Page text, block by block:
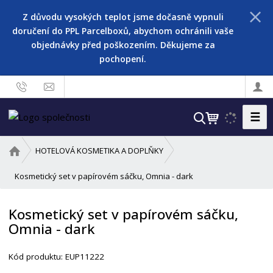
Z důvodu vysokých teplot jsme dočasně vypnuli
doručení do PPL Parcelboxů, abychom ochránili vaše
objednávky před poškozením. Děkujeme za
pochopení.
V
a
t
☰
v
o
í
s
r
HOTELOVÁ KOSMETIKA A DOPLŇKY
Kosmetický set v papírovém sáčku, Omnia - dark
Kosmetický set v papírovém sáčku,
Omnia - dark
Kód produktu:EUP11222